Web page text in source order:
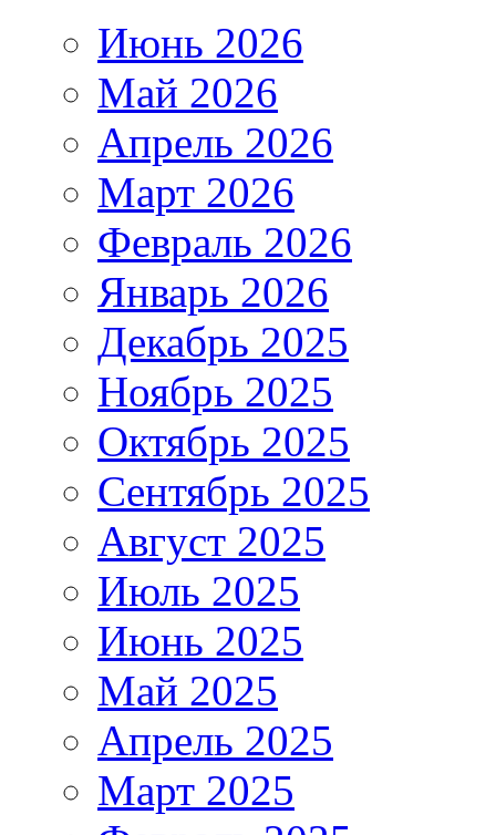
Июнь 2026
Май 2026
Апрель 2026
Март 2026
Февраль 2026
Январь 2026
Декабрь 2025
Ноябрь 2025
Октябрь 2025
Сентябрь 2025
Август 2025
Июль 2025
Июнь 2025
Май 2025
Апрель 2025
Март 2025